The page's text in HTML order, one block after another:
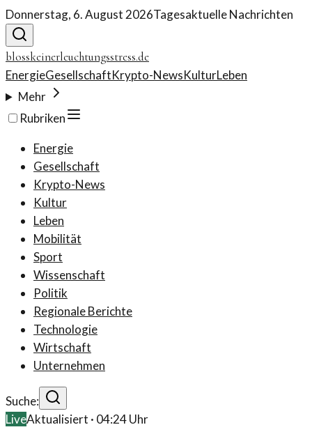
Donnerstag, 6. August 2026Tagesaktuelle Nachrichten
blosskeinerleuchtungsstress.de
EnergieGesellschaftKrypto-NewsKulturLeben
Mehr
Rubriken
Energie
Gesellschaft
Krypto-News
Kultur
Leben
Mobilität
Sport
Wissenschaft
Politik
Regionale Berichte
Technologie
Wirtschaft
Unternehmen
Suche:
LiveAktualisiert · 04:24Uhr